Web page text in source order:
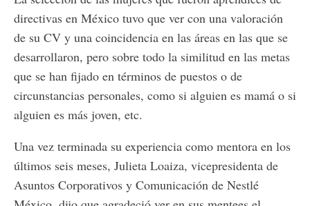
directivas en México tuvo que ver con una valoración
de su CV y una coincidencia en las áreas en las que se
desarrollaron, pero sobre todo la similitud en las metas
que se han fijado en términos de puestos o de
circunstancias personales, como si alguien es mamá o si
alguien es más joven, etc.
Una vez terminada su experiencia como mentora en los
últimos seis meses, Julieta Loaiza, vicepresidenta de
Asuntos Corporativos y Comunicación de Nestlé